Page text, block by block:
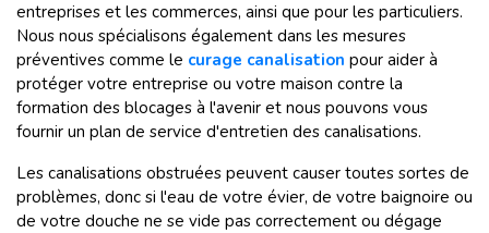
entreprises et les commerces, ainsi que pour les particuliers.
Nous nous spécialisons également dans les mesures
préventives comme le curage canalisation pour aider à
protéger votre entreprise ou votre maison contre la
formation des blocages à l'avenir et nous pouvons vous
fournir un plan de service d'entretien des canalisations.
Les canalisations obstruées peuvent causer toutes sortes de
problèmes, donc si l'eau de votre évier, de votre baignoire ou
de votre douche ne se vide pas correctement ou dégage